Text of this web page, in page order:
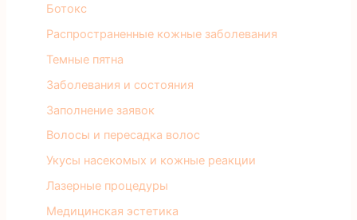
Ботокс
Распространенные кожные заболевания
Темные пятна
Заболевания и состояния
Заполнение заявок
Волосы и пересадка волос
Укусы насекомых и кожные реакции
Лазерные процедуры
Медицинская эстетика